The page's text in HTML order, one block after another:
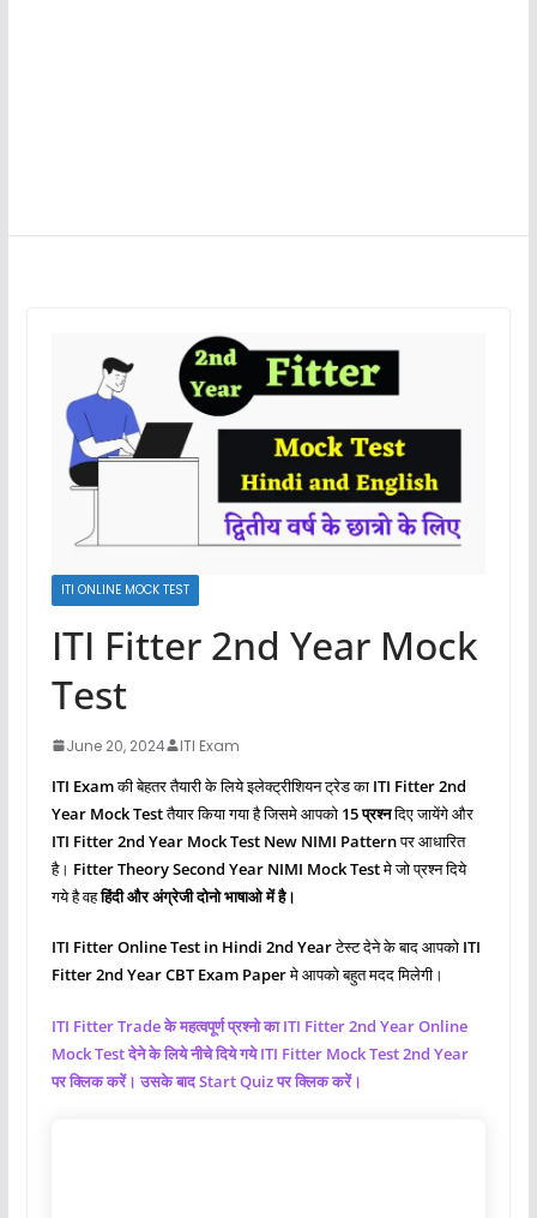
ITI ONLINE MOCK TEST
ITI Fitter 2nd Year Mock
Test
June 20, 2024 ITI Exam
ITI Examकी बेहतर तैयारी के लिये इलेक्ट्रीशियन ट्रेड का ITI Fitter 2nd
Year Mock Testतैयार किया गया है जिसमे आपको 15 प्रश्‍नदिए जायेंगे और
ITI Fitter 2nd Year Mock Test New NIMI Patternपर आधारित
है। Fitter Theory Second Year NIMI Mock Testमे जो प्रश्‍न दिये
गये है वहहिंदी और अंग्रेजी दोनो भाषाओ में है।
ITI Fitter Online Test in Hindi 2nd Yearटेस्ट देने के बाद आपको ITI
Fitter 2nd Year CBT Exam Paperमे आपको बहुत मदद मिलेगी।
ITI Fitter Trade के महत्वपूर्ण प्रश्नो का ITI Fitter 2nd Year Online
Mock Test देने के लिये नीचे दिये गये ITI Fitter Mock Test 2nd Year
पर क्लिक करें। उसके बाद Start Quiz पर क्लिक करें।